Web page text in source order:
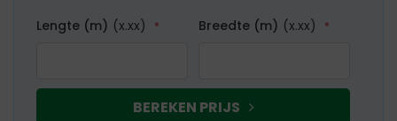
afbeeldingen-
Lengte (m) (x.xx) Breedte (m) (x.xx)
BEREKEN PRIJS